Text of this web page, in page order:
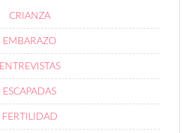
CRIANZA
EMBARAZO
ENTREVISTAS
ESCAPADAS
FERTILIDAD